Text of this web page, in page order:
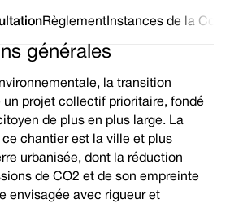
Règlement Instances de la
générales
la transition
un projet collectif prioritaire, fondé
de plus en plus large. La
ce chantier est la ville et plus
urbanisée, dont la réduction
de CO2 et de son empreinte
envisagée avec rigueur et